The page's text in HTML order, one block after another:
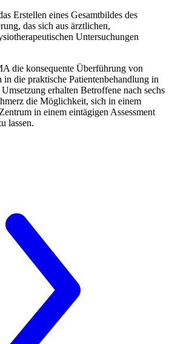
Erstellen eines Gesamtbildes des
das sich aus ärztlichen,
Untersuchungen
die konsequente Überführung von
in die praktische Patientenbehandlung in
erhalten Betroffene nach sechs
die Möglichkeit, sich in einem
in einem eintägigen Assessment
lassen.